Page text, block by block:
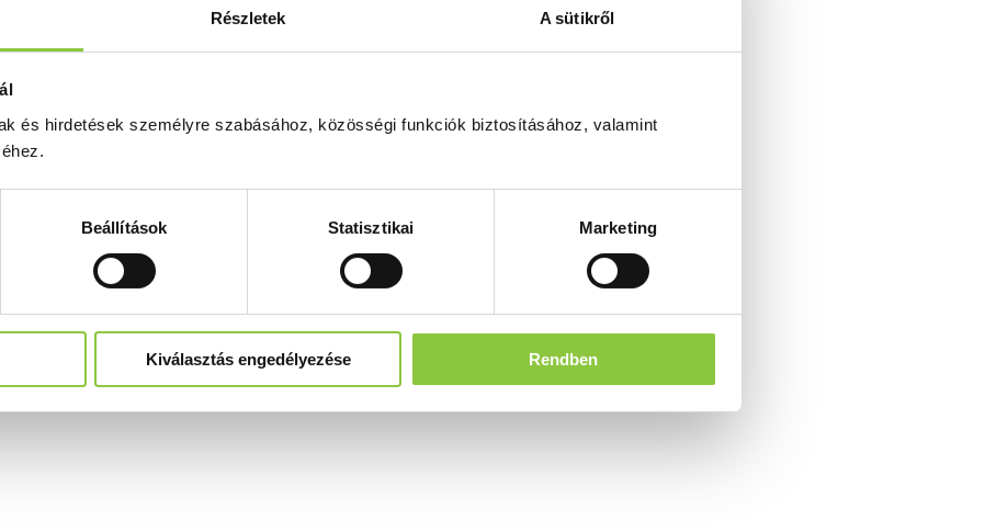
Részletek A sütikről
és hirdetések személyre szabásához, közösségi funkciók biztosításához, valamint
Beállítások Statisztikai Marketing
Kiválasztás engedélyezése Rendben